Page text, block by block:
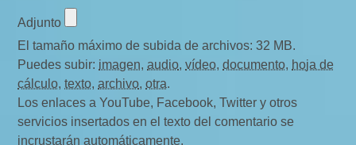
Adjunto
El tamaño máximo de subida de archivos: 32 MB.
Puedes subir: imagen,audio,vídeo,documento, hoja de
cálculo,texto,archivo,otra.
Los enlaces a YouTube, Facebook, Twitter y otros
servicios insertados en el texto del comentario se
incrustarán automáticamente.